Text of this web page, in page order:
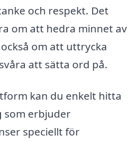
och respekt. Det
om att hedra minnet av
om att uttrycka
att sätta ord på.
kan du enkelt hitta
som erbjuder
speciellt för